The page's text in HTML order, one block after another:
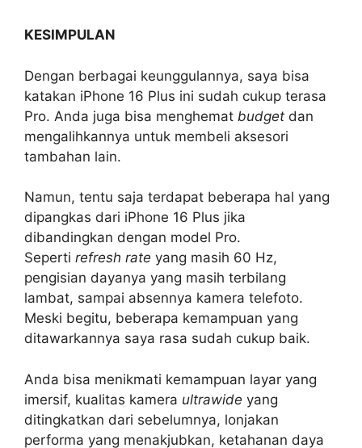
KESIMPULAN
Dengan berbagai keunggulannya, saya bisa
katakan iPhone 16 Plus ini sudah cukup terasa
Pro. Anda juga bisa menghemat budget dan
mengalihkannya untuk membeli aksesori
tambahan lain.
Namun, tentu saja terdapat beberapa hal yang
dipangkas dari iPhone 16 Plus jika
dibandingkan dengan model Pro.
Seperti refresh rate yang masih 60 Hz,
pengisian dayanya yang masih terbilang
lambat, sampai absennya kamera telefoto.
Meski begitu, beberapa kemampuan yang
ditawarkannya saya rasa sudah cukup baik.
Anda bisa menikmati kemampuan layar yang
imersif, kualitas kamera ultrawide yang
ditingkatkan dari sebelumnya, lonjakan
performa yang menakjubkan, ketahanan daya